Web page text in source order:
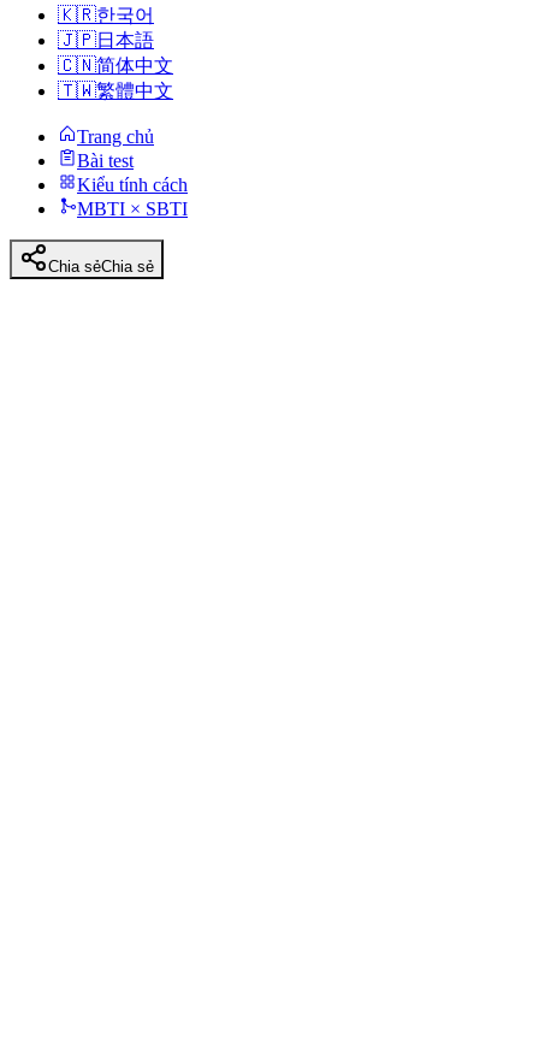
🇰🇷한국어
🇯🇵日本語
🇨🇳简体中文
🇹🇼繁體中文
Trang chủ
Bài test
Kiểu tính cách
MBTI × SBTI
Chia sẻChia sẻ